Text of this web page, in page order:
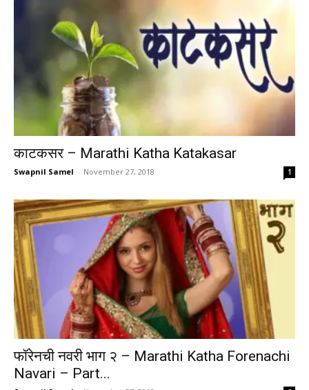
काटकसर – Marathi Katha Katakasar
Swapnil Samel - November 27, 2018 1
फॉरेनची नवरी भाग २ – Marathi Katha Forenachi
Navari – Part...